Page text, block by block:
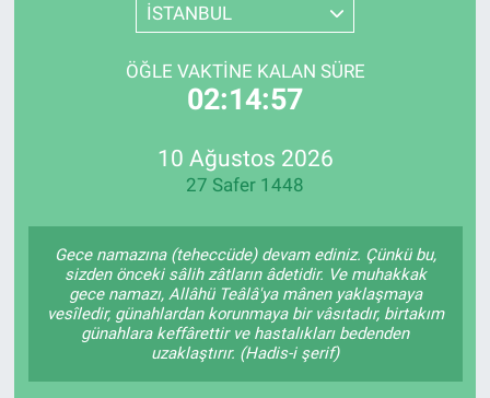
İSTANBUL
ÖĞLE VAKTINE KALAN SÜRE
02:14:57
10 Ağustos 2026
27 Safer 1448
Gece namazına (teheccüde) devam ediniz. Çünkü bu,
sizden önceki sâlih zâtların âdetidir. Ve muhakkak
gece namazı, Allâhü Teâlâ'ya mânen yaklaşmaya
vesîledir, günahlardan korunmaya bir vâsıtadır, birtakım
günahlara keffârettir ve hastalıkları bedenden
uzaklaştırır. (Hadis-i şerif)